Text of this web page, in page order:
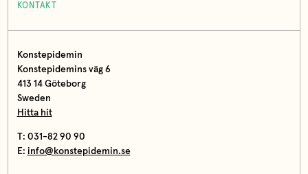
KONTAKT
Konstepidemin
Konstepidemins väg 6
413 14 Göteborg
Sweden
Hitta hit
T: 031-82 90 90
E: info@konstepidemin.se